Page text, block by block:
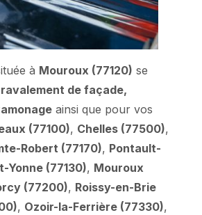
à Mouroux (77120) se
de façade,
ainsi que pour vos
(77100), Chelles (77500),
Robert (77170), Pontault-
Yonne (77130), Mouroux
(77200), Roissy-en-Brie
, Ozoir-la-Ferrière (77330),